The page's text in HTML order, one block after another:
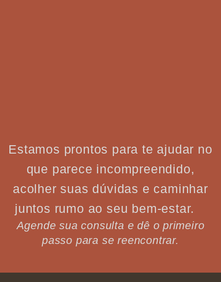
Estamos prontos para te ajudar no
que parece incompreendido,
acolher suas dúvidas e caminhar
juntos rumo ao seu bem-estar.
Agende sua consulta e dê o primeiro
passo para se reencontrar.